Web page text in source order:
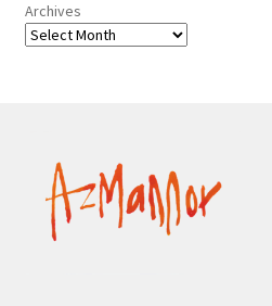
Archives